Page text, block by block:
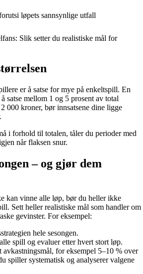
løpets sannsynlige utfall
Slik setter du realistiske mål for
er å satse for mye på enkeltspill. En
satse mellom 1 og 5 prosent av total
000 kroner, bør innsatsene dine ligge
i forhold til totalen, tåler du perioder med
når flaksen snur.
– og gjør dem
kan vinne alle løp, bør du heller ikke
Sett heller realistiske mål som handler om
gevinster. For eksempel:
hele sesongen.
spill og evaluer etter hvert stort løp.
avkastningsmål, for eksempel 5–10 % over
spiller systematisk og analyserer valgene